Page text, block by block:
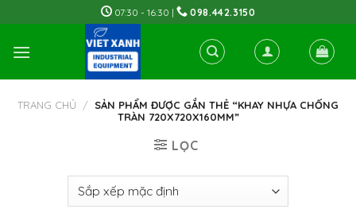
to
content
07:30 - 16:30 | 098.442.3150
TRANG CHỦ / SẢN PHẨM ĐƯỢC GẮN THẺ “KHAY NHỰA CHỐNG
TRÀN 720X720X160MM”
LỌC